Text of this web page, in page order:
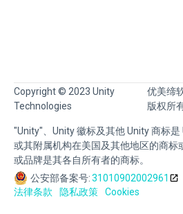
Copyright © 2023 Unity
Technologies
优美缔
版权所
"Unity"、Unity 徽标及其他 Unity 商标
或其附属机构在美国及其他地区的商标
或品牌是其各自所有者的商标。
公安部备案号:31010902002961
法律条款
隐私政策 Cookies